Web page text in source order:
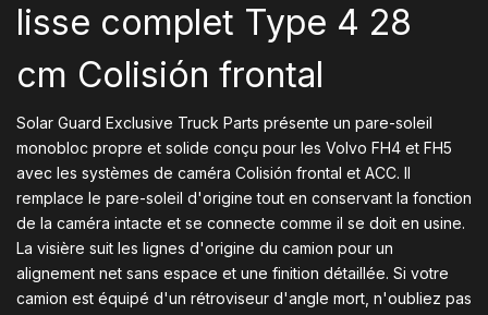
lisse complet Type 4 28
cm Colisión frontal
Solar Guard Exclusive Truck Parts présente un pare-soleil
monobloc propre et solide conçu pour les Volvo FH4 et FH5
avec les systèmes de caméra Colisión frontal et ACC. Il
remplace le pare-soleil d'origine tout en conservant la fonction
de la caméra intacte et se connecte comme il se doit en usine.
La visière suit les lignes d'origine du camion pour un
alignement net sans espace et une finition détaillée. Si votre
camion est équipé d'un rétroviseur d'angle mort, n'oubliez pas